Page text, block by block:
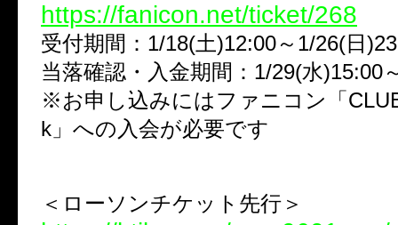
https://fanicon.net/ticket/268
受付期間：1/18(土)12:00～1/26(日
当落確認・入金期間：1/29(水)15:00
※お申し込みにはファニコン「
k」への入会が必要です
＜ローソンチケット先行＞